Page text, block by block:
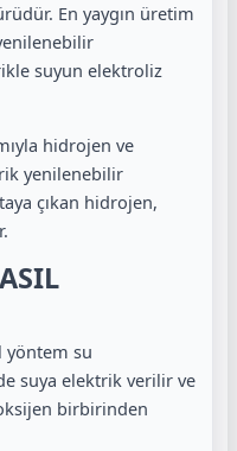
En yaygın üretim
suyun elektroliz
hidrojen ve
yenilenebilir
çıkan hidrojen,
yöntem su
suya elektrik verilir ve
birbirinden